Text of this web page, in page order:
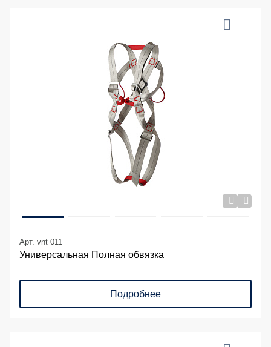
Арт. vnt 011
Универсальная Полная обвязка
Подробнее